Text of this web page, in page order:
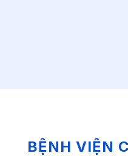
BỆNH VIỆN